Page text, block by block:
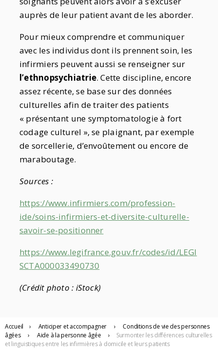
auprès de leur patient avant de les aborder.
Pour mieux comprendre et communiquer
avec les individus dont ils prennent soin, les
infirmiers peuvent aussi se renseigner sur
l’ethnopsychiatrie. Cette discipline, encore
assez récente, se base sur des données
culturelles afin de traiter des patients
« présentant une symptomatologie à fort
codage culturel », se plaignant, par exemple
de sorcellerie, d’envoûtement ou encore de
maraboutage.
Sources :
https://www.infirmiers.com/profession-
ide/soins-infirmiers-et-diversite-culturelle-
savoir-se-positionner
https://www.legifrance.gouv.fr/codes/id/LEGI
SCTA000033490730
(Crédit photo : iStock)
Accueil › Anticiper et accompagner ›
Conditions de vie des personnes
âgées
› Aide à la personne âgée ›
Surmonter les différences culturelles
et linguistiques entre les infirmières à domicile et leurs patients